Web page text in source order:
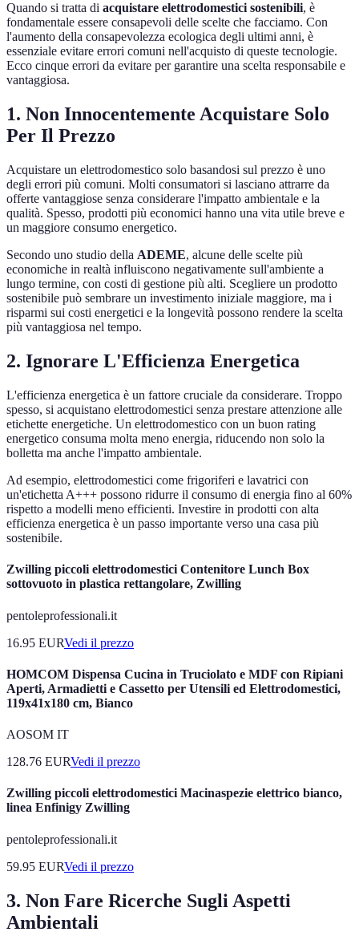
Quando si tratta di acquistare elettrodomestici sostenibili, è
fondamentale essere consapevoli delle scelte che facciamo. Con
l'aumento della consapevolezza ecologica degli ultimi anni, è
essenziale evitare errori comuni nell'acquisto di queste tecnologie.
Ecco cinque errori da evitare per garantire una scelta responsabile e
vantaggiosa.
1. Non Innocentemente Acquistare Solo
Per Il Prezzo
Acquistare un elettrodomestico solo basandosi sul prezzo è uno
degli errori più comuni. Molti consumatori si lasciano attrarre da
offerte vantaggiose senza considerare l'impatto ambientale e la
qualità. Spesso, prodotti più economici hanno una vita utile breve e
un maggiore consumo energetico.
Secondo uno studio della ADEME, alcune delle scelte più
economiche in realtà influiscono negativamente sull'ambiente a
lungo termine, con costi di gestione più alti. Scegliere un prodotto
sostenibile può sembrare un investimento iniziale maggiore, ma i
risparmi sui costi energetici e la longevità possono rendere la scelta
più vantaggiosa nel tempo.
2. Ignorare L'Efficienza Energetica
L'efficienza energetica è un fattore cruciale da considerare. Troppo
spesso, si acquistano elettrodomestici senza prestare attenzione alle
etichette energetiche. Un elettrodomestico con un buon rating
energetico consuma molta meno energia, riducendo non solo la
bolletta ma anche l'impatto ambientale.
Ad esempio, elettrodomestici come frigoriferi e lavatrici con
un'etichetta A+++ possono ridurre il consumo di energia fino al 60%
rispetto a modelli meno efficienti. Investire in prodotti con alta
efficienza energetica è un passo importante verso una casa più
sostenibile.
Zwilling piccoli elettrodomestici Contenitore Lunch Box
sottovuoto in plastica rettangolare, Zwilling
pentoleprofessionali.it
16.95 EURVedi il prezzo
HOMCOM Dispensa Cucina in Truciolato e MDF con Ripiani
Aperti, Armadietti e Cassetto per Utensili ed Elettrodomestici,
119x41x180 cm, Bianco
AOSOM IT
128.76 EURVedi il prezzo
Zwilling piccoli elettrodomestici Macinaspezie elettrico bianco,
linea Enfinigy Zwilling
pentoleprofessionali.it
59.95 EURVedi il prezzo
3. Non Fare Ricerche Sugli Aspetti
Ambientali